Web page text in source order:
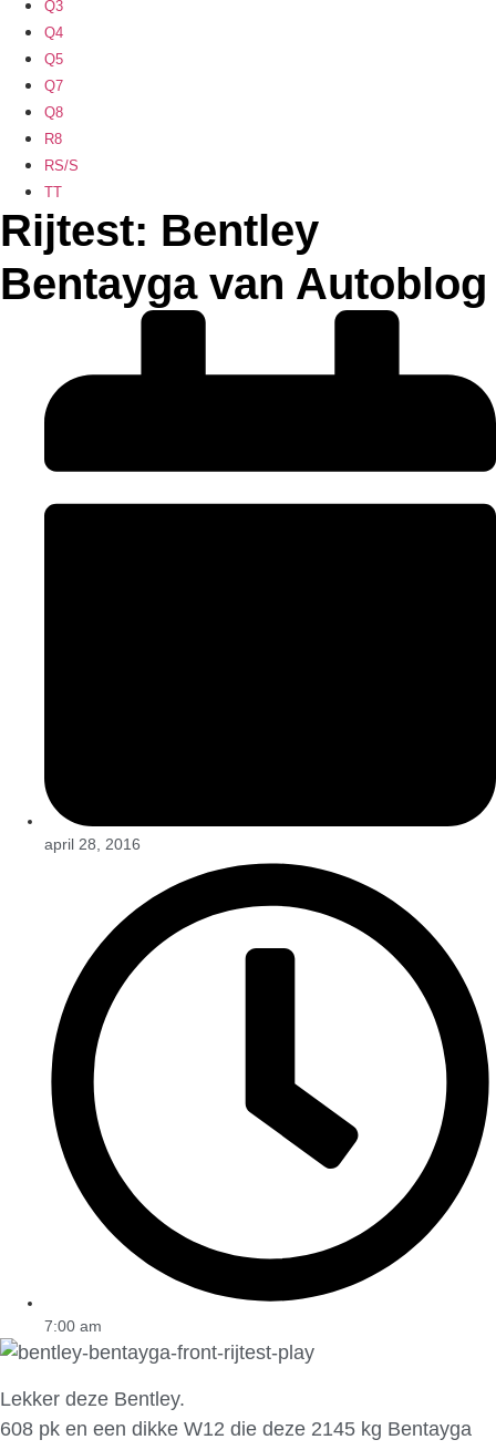
Q3
Q4
Q5
Q7
Q8
R8
RS/S
TT
Rijtest: Bentley
Bentayga van Autoblog
april 28, 2016
7:00 am
Lekker deze Bentley.
608 pk en een dikke W12 die deze 2145 kg Bentayga